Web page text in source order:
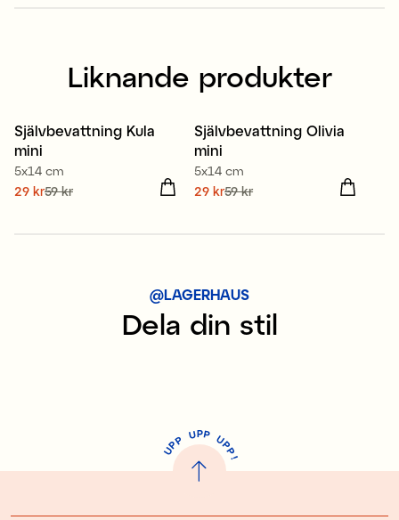
Liknande produkter
Sale
Självbevattning Kula
mini
5x14 cm
Nuvarande pris
29 kr59 kr
Sale
Självbevattning Olivia
mini
5x14 cm
Nuvarande pris
29 kr59 kr
@LAGERHAUS
Dela din stil
U
P
P UPP UP
P
!